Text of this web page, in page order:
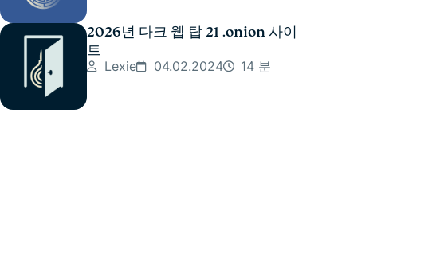
2026년 다크 웹 탑 21 .onion 사이
트
Lexie 04.02.2024 14 분